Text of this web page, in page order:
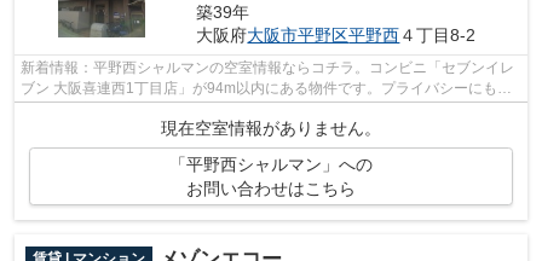
築39年
大阪府大阪市平野区平野西４丁目8-2
新着情報：平野西シャルマンの空室情報ならコチラ。コンビニ「セブンイレ
ブン 大阪喜連西1丁目店」が94m以内にある物件です。プライバシーにも配
慮した防音性の高いマンション。ご利用...
現在空室情報がありません。
「平野西シャルマン」への
お問い合わせはこちら